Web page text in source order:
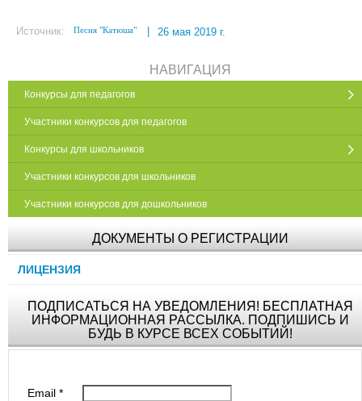
Источник: Песня "Катюша" 26 мая 2019 г.
НАВИГАЦИЯ
Конкурсы для педагогов
Участники конкурсов для педагогов
Конкурсы для школьников
Участники конкурсов для школьников
Участники конкурсов для дошкольников
ДОКУМЕНТЫ О РЕГИСТРАЦИИ
ЛИЦЕНЗИЯ
ПОДПИСАТЬСЯ НА УВЕДОМЛЕНИЯ! БЕСПЛАТНАЯ
ИНФОРМАЦИОННАЯ РАССЫЛКА. ПОДПИШИСЬ И
БУДЬ В КУРСЕ ВСЕХ СОБЫТИЙ!
Email*